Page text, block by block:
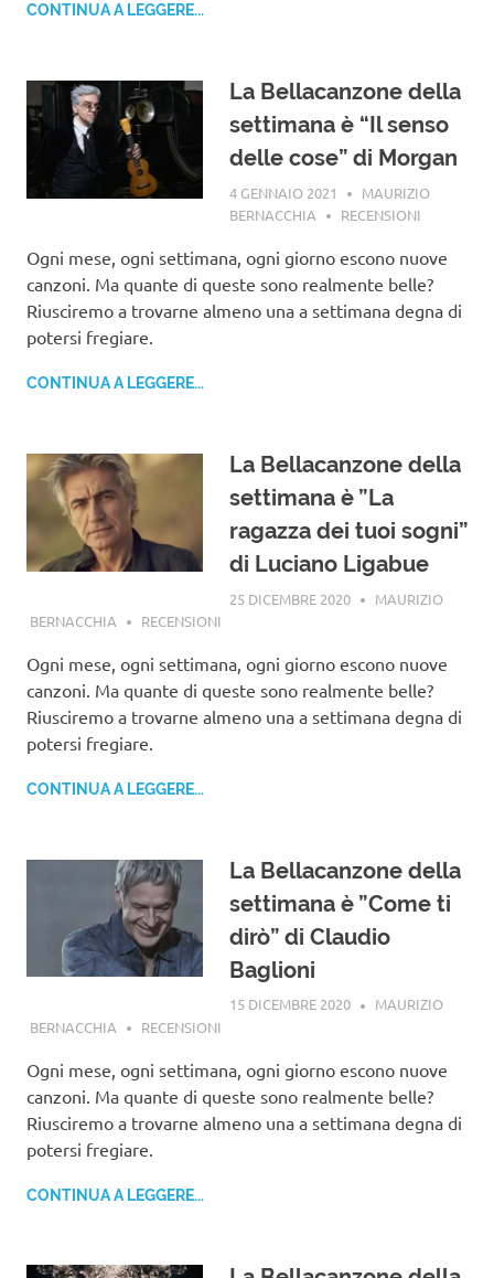
CONTINUA A LEGGERE...
La Bellacanzone della
settimana è “Il senso
delle cose” di Morgan
4 GENNAIO 2021
MAURIZIO
BERNACCHIA
RECENSIONI
Ogni mese, ogni settimana, ogni giorno escono nuove
canzoni. Ma quante di queste sono realmente belle?
Riusciremo a trovarne almeno una a settimana degna di
potersi fregiare.
CONTINUA A LEGGERE...
La Bellacanzone della
settimana è ”La
ragazza dei tuoi sogni”
di Luciano Ligabue
25 DICEMBRE 2020
MAURIZIO
BERNACCHIA
RECENSIONI
Ogni mese, ogni settimana, ogni giorno escono nuove
canzoni. Ma quante di queste sono realmente belle?
Riusciremo a trovarne almeno una a settimana degna di
potersi fregiare.
CONTINUA A LEGGERE...
La Bellacanzone della
settimana è ”Come ti
dirò” di Claudio
Baglioni
15 DICEMBRE 2020
MAURIZIO
BERNACCHIA
RECENSIONI
Ogni mese, ogni settimana, ogni giorno escono nuove
canzoni. Ma quante di queste sono realmente belle?
Riusciremo a trovarne almeno una a settimana degna di
potersi fregiare.
CONTINUA A LEGGERE...